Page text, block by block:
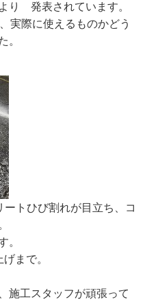
り 発表されています。
実際に使えるものかどう
。
トひび割れが目立ち、コ
。
まで。
施工スタッフが頑張って